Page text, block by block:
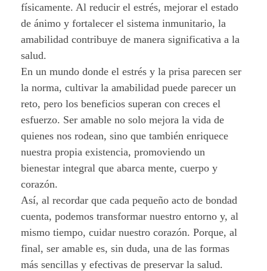
físicamente. Al reducir el estrés, mejorar el estado
de ánimo y fortalecer el sistema inmunitario, la
amabilidad contribuye de manera significativa a la
salud.
En un mundo donde el estrés y la prisa parecen ser
la norma, cultivar la amabilidad puede parecer un
reto, pero los beneficios superan con creces el
esfuerzo. Ser amable no solo mejora la vida de
quienes nos rodean, sino que también enriquece
nuestra propia existencia, promoviendo un
bienestar integral que abarca mente, cuerpo y
corazón.
Así, al recordar que cada pequeño acto de bondad
cuenta, podemos transformar nuestro entorno y, al
mismo tiempo, cuidar nuestro corazón. Porque, al
final, ser amable es, sin duda, una de las formas
más sencillas y efectivas de preservar la salud.